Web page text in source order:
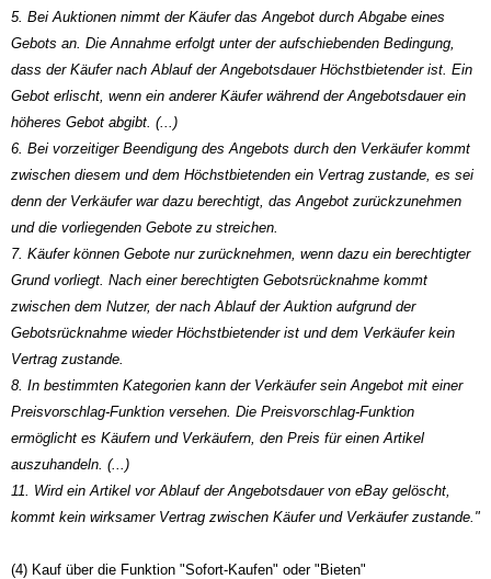
5. Bei Auktionen nimmt der Käufer das Angebot durch Abgabe eines
Gebots an. Die Annahme erfolgt unter der aufschiebenden Bedingung,
dass der Käufer nach Ablauf der Angebotsdauer Höchstbietender ist. Ein
Gebot erlischt, wenn ein anderer Käufer während der Angebotsdauer ein
höheres Gebot abgibt. (...)
6. Bei vorzeitiger Beendigung des Angebots durch den Verkäufer kommt
zwischen diesem und dem Höchstbietenden ein Vertrag zustande, es sei
denn der Verkäufer war dazu berechtigt, das Angebot zurückzunehmen
und die vorliegenden Gebote zu streichen.
7. Käufer können Gebote nur zurücknehmen, wenn dazu ein berechtigter
Grund vorliegt. Nach einer berechtigten Gebotsrücknahme kommt
zwischen dem Nutzer, der nach Ablauf der Auktion aufgrund der
Gebotsrücknahme wieder Höchstbietender ist und dem Verkäufer kein
Vertrag zustande.
8. In bestimmten Kategorien kann der Verkäufer sein Angebot mit einer
Preisvorschlag-Funktion versehen. Die Preisvorschlag-Funktion
ermöglicht es Käufern und Verkäufern, den Preis für einen Artikel
auszuhandeln. (...)
11. Wird ein Artikel vor Ablauf der Angebotsdauer von eBay gelöscht,
kommt kein wirksamer Vertrag zwischen Käufer und Verkäufer zustande."
(4) Kauf über die Funktion "Sofort-Kaufen" oder "Bieten"